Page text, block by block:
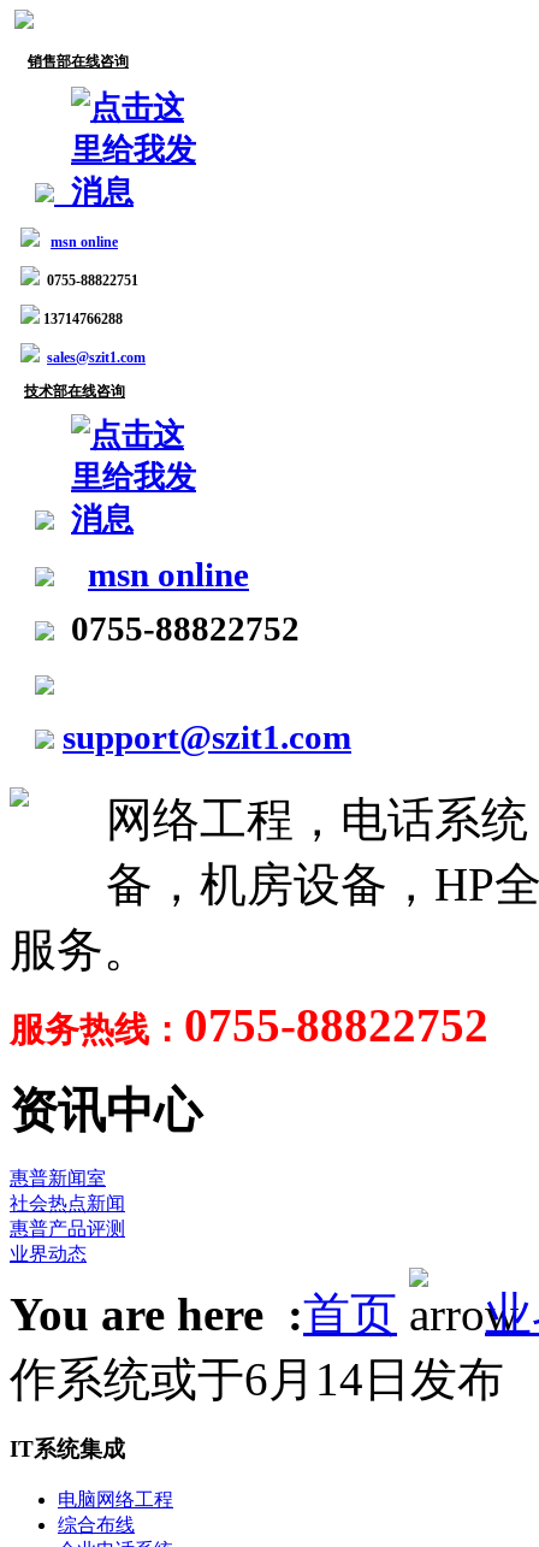
销售部在线咨询
msn online
0755-88822751
13714766288
sales@szit1.com
技术部在线咨询
msn online
0755-88822752
support@szit1.com
网络工程，电话系
备，机房设备，HP
服务。
服务热线： 0755-88822752
资讯中心
惠普新闻室
社会热点新闻
惠普产品评测
业界动态
You are here :首页
作系统或于6月14日发布
IT系统集成
电脑网络工程
综合布线